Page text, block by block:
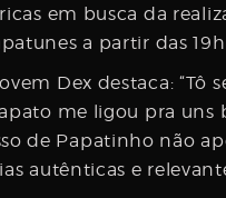
em busca da
a partir das
Dex destaca:
me ligou pra uns
de Papatinho não
autênticas e